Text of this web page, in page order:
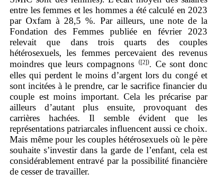
entre les femmes et les hommes a été calculé en 2023
par Oxfam à 28,5 %. Par ailleurs, une note de la
Fondation des Femmes publiée en février 2023
relevait que dans trois quarts des couples
hétérosexuels, les femmes percevaient des revenus
moindres que leurs compagnons
([2]). Ce sont donc
elles qui perdent le moins d’argent lors du congé et
sont incitées à le prendre, car le sacrifice financier du
couple est moins important. Cela les précarise par
ailleurs d’autant plus ensuite, provoquant des
carrières hachées. Il semble évident que les
représentations patriarcales influencent aussi ce choix.
Mais même pour les couples hétérosexuels où le père
souhaite s’investir dans la garde de l’enfant, cela est
considérablement entravé par la possibilité financière
de cesser de travailler.